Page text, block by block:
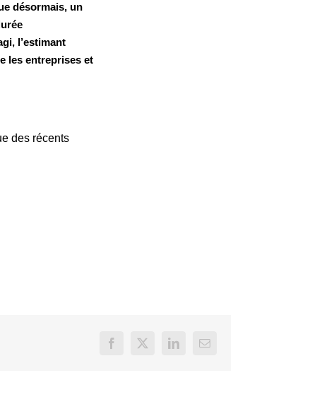
désormais, un
l’estimant
les entreprises et
des récents
Facebook
X LinkedInEmail